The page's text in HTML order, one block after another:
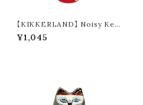
【KIKKERLAND】 Noisy Key
Light "Guitar" (2colors)
¥1,045